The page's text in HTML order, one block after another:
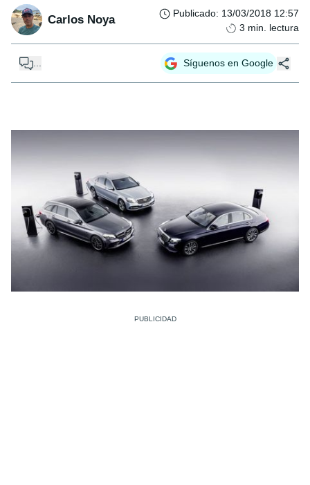
Carlos Noya Publicado: 13/03/2018 12:57
3 min. lectura
... Síguenos en Google